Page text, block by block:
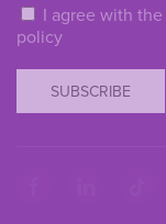
I agree with the
policy
SUBSCRIBE